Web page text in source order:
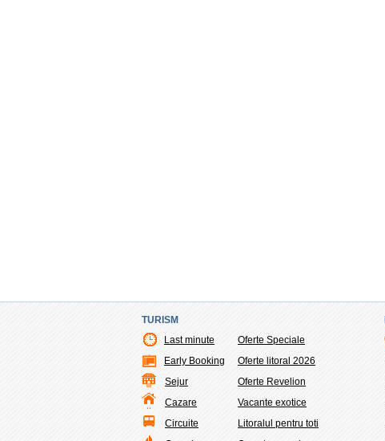
TURISM
Last minute
Early Booking
Sejur
Cazare
Circuite
Oferte Speciale
Oferte litoral 2026
Oferte Revelion
Vacante exotice
Litoralul pentru toti